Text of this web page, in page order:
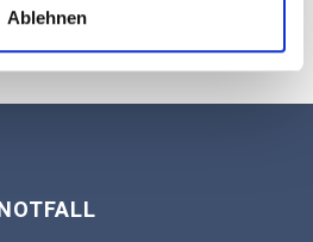
Ablehnen
Zahnarzt in Chur